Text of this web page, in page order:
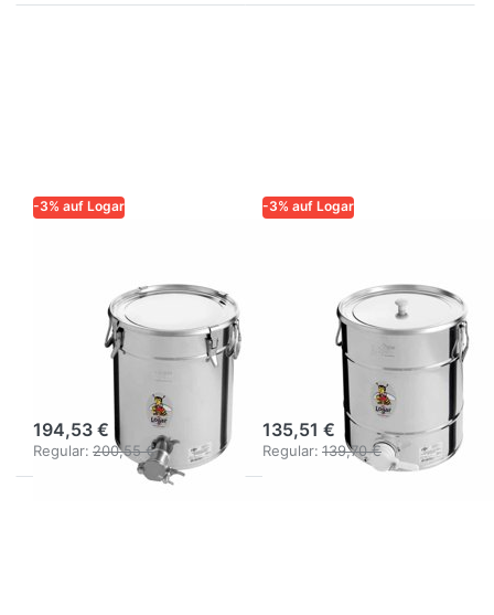
-3% auf Logar
Abfüllbehälter
35 kg, 4
Spannverschlüsse
194,53 €
Regular: 200,55 €
-3% auf Logar
Abfüllbehälter
Kunststoffhahn
135,51 €
Regular: 139,70 €